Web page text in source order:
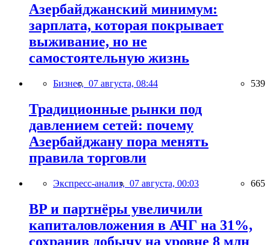
Азербайджанский минимум:
зарплата, которая покрывает
выживание, но не
самостоятельную жизнь
Бизнес, 07 августа, 08:44 539
Традиционные рынки под
давлением сетей: почему
Азербайджану пора менять
правила торговли
Экспресс-анализ, 07 августа, 00:03 665
BP и партнёры увеличили
капиталовложения в АЧГ на 31%,
сохранив добычу на уровне 8 млн